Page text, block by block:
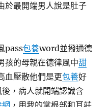
於最開端男人說是肚子
pass包養word並撥通德
孩的母親在德律風中甜
血壓散他們是更包養好
，病人就開端認識含
，用我的掌根部和耳莊